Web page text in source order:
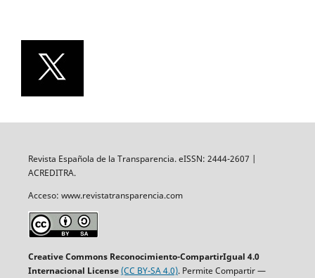
Revista Española de la Transparencia. eISSN: 2444-2607 |
ACREDITRA.
Acceso: www.revistatransparencia.com
Creative Commons Reconocimiento-CompartirIgual 4.0
Internacional License(CC BY-SA 4.0). Permite Compartir —